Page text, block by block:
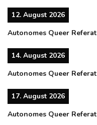
12. August 2026
Autonomes Queer Referat
14. August 2026
Autonomes Queer Referat
17. August 2026
Autonomes Queer Referat